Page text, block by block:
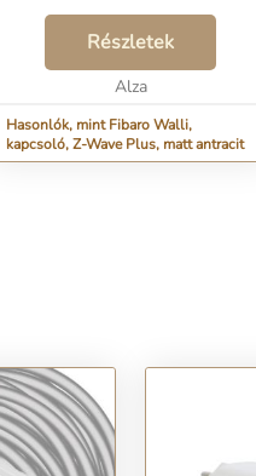
Részletek
Alza
Hasonlók, mint Fibaro Walli,
kapcsoló, Z-Wave Plus, matt antracit